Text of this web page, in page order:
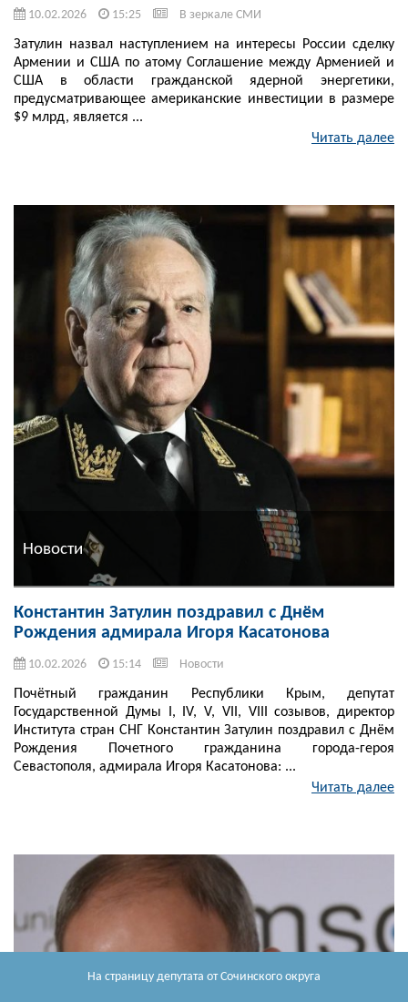
На страницу депутата от Сочинского округа
10.02.2026 15:25 В зеркале СМИ
Затулин назвал наступлением на интересы России сделку
Армении и США по атому Соглашение между Арменией и
США в области гражданской ядерной энергетики,
предусматривающее американские инвестиции в размере
$9 млрд, является ...
Читать далее
Новости
Константин Затулин поздравил с Днём
Рождения адмирала Игоря Касатонова
10.02.2026 15:14 Новости
Почётный гражданин Республики Крым, депутат
Государственной Думы I, IV, V, VII, VIII созывов, директор
Института стран СНГ Константин Затулин поздравил с Днём
Рождения Почетного гражданина города-героя
Севастополя, адмирала Игоря Касатонова: ...
Читать далее